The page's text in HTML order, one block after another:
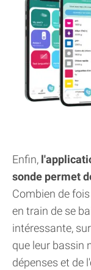
Enfin,
sonde permet
Combien de
en train de se
intéressante,
que leur bassin
dépenses et de